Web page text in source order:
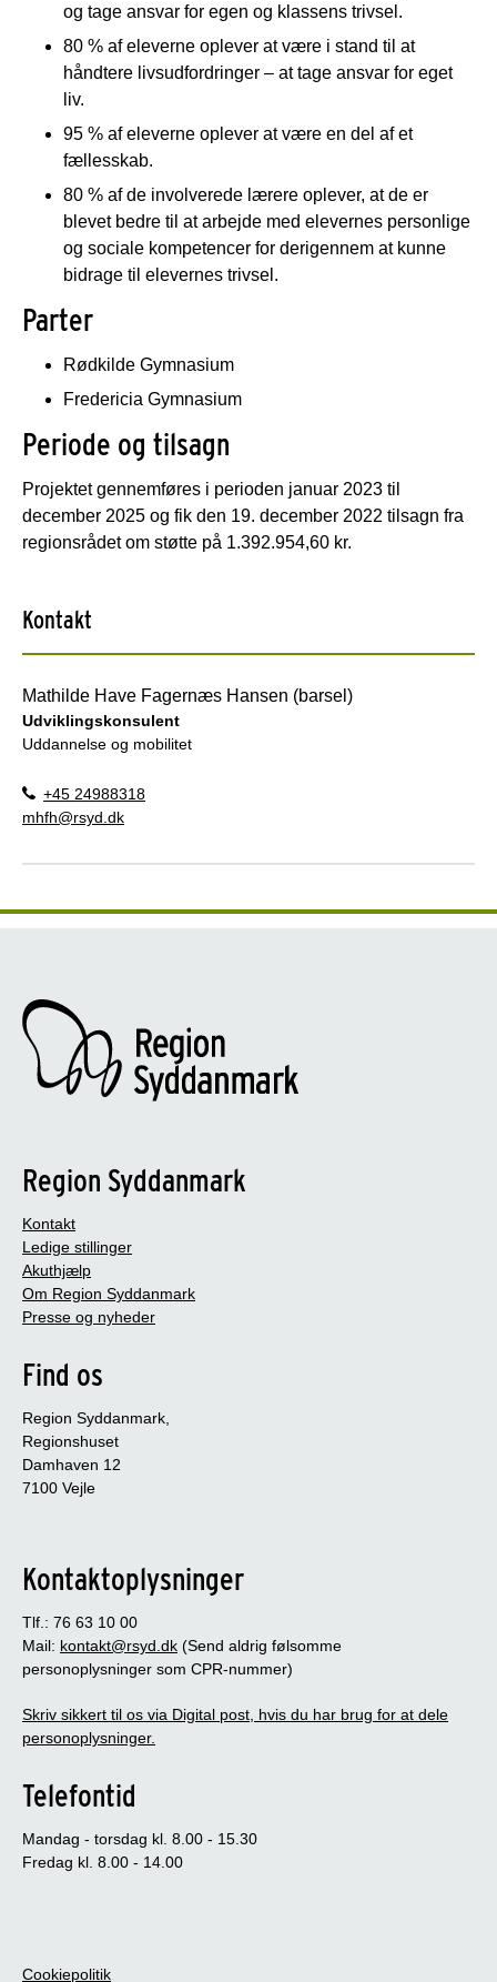
og tage ansvar for egen og klassens trivsel.
80 % af eleverne oplever at være i stand til at
håndtere livsudfordringer – at tage ansvar for eget
liv.
95 % af eleverne oplever at være en del af et
fællesskab.
80 % af de involverede lærere oplever, at de er
blevet bedre til at arbejde med elevernes personlige
og sociale kompetencer for derigennem at kunne
bidrage til elevernes trivsel.
Parter
Rødkilde Gymnasium
Fredericia Gymnasium
Periode og tilsagn
Projektet gennemføres i perioden januar 2023 til
december 2025 og fik den 19. december 2022 tilsagn fra
regionsrådet om støtte på 1.392.954,60 kr.
Kontakt
Mathilde Have Fagernæs Hansen (barsel)
Udviklingskonsulent
Uddannelse og mobilitet
+45 24988318
mhfh@rsyd.dk
Region Syddanmark
Kontakt
Ledige stillinger
Akuthjælp
Om Region Syddanmark
Presse og nyheder
Find os
Region Syddanmark,
Regionshuset
Damhaven 12
7100 Vejle
Kontaktoplysninger
Tlf.: 76 63 10 00
Mail: kontakt@rsyd.dk (Send aldrig følsomme
personoplysninger som CPR-nummer)
Skriv sikkert til os via Digital post, hvis du har brug for at dele
personoplysninger.
Telefontid
Mandag - torsdag kl. 8.00 - 15.30
Fredag kl. 8.00 - 14.00
Cookiepolitik